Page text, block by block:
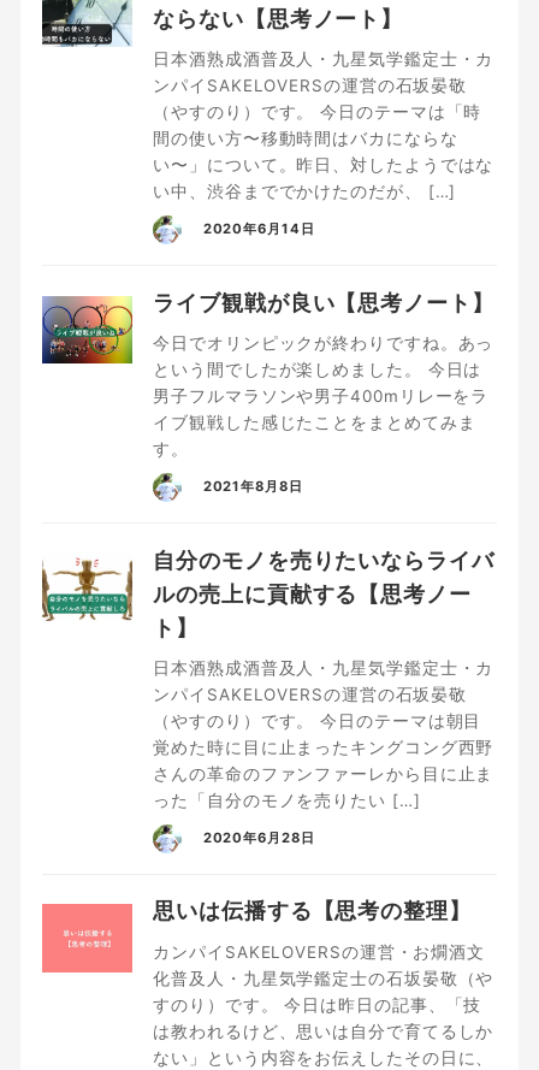
ならない【思考ノート】
日本酒熟成酒普及人・九星気学鑑定士・カ
ンパイSAKELOVERSの運営の石坂晏敬
（やすのり）です。 今日のテーマは「時
間の使い方〜移動時間はバカにならな
い〜」について。昨日、対したようではな
い中、渋谷まででかけたのだが、 […]
2020年6月14日
ライブ観戦が良い【思考ノート】
今日でオリンピックが終わりですね。あっ
という間でしたが楽しめました。 今日は
男子フルマラソンや男子400mリレーをラ
イブ観戦した感じたことをまとめてみま
す。
2021年8月8日
自分のモノを売りたいならライバ
ルの売上に貢献する【思考ノー
ト】
日本酒熟成酒普及人・九星気学鑑定士・カ
ンパイSAKELOVERSの運営の石坂晏敬
（やすのり）です。 今日のテーマは朝目
覚めた時に目に止まったキングコング西野
さんの革命のファンファーレから目に止ま
った「自分のモノを売りたい […]
2020年6月28日
思いは伝播する【思考の整理】
カンパイSAKELOVERSの運営・お燗酒文
化普及人・九星気学鑑定士の石坂晏敬（や
すのり）です。 今日は昨日の記事、「技
は教われるけど、思いは自分で育てるしか
ない」という内容をお伝えしたその日に、